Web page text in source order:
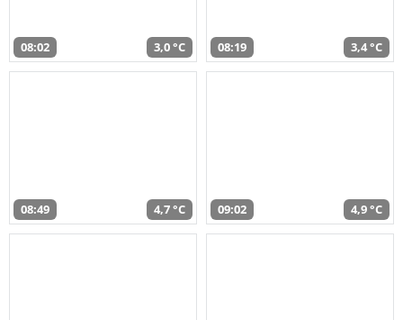
08:02 3,0 °C 08:19 3,4 °C
08:49 4,7 °C 09:02 4,9 °C